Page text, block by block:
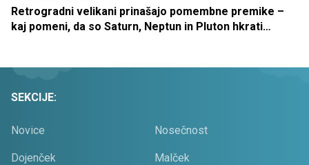
Retrogradni velikani prinašajo pomembne premike –
kaj pomeni, da so Saturn, Neptun in Pluton hkrati
SEKCIJE:
Novice Nosečnost
Dojenček Malček